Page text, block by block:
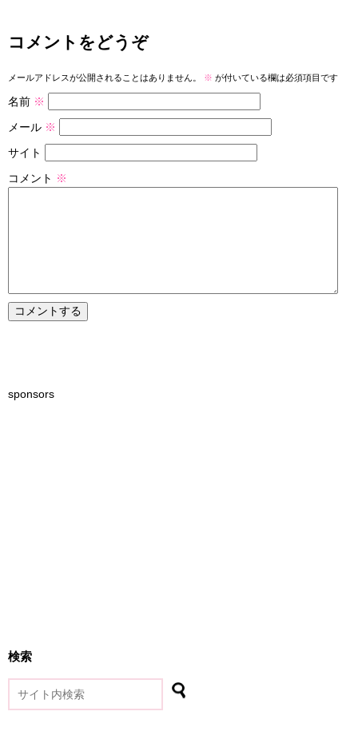
コメントをどうぞ
メールアドレスが公開されることはありません。 ※ が付いている欄は必須項目です
名前 ※
メール ※
サイト
コメント ※
sponsors
検索